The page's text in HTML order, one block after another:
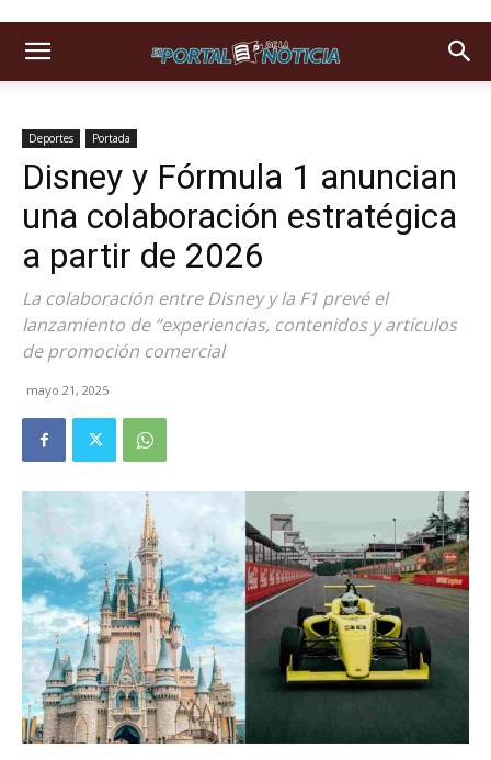
Deportes Portada
Disney y Fórmula 1 anuncian
una colaboración estratégica
a partir de 2026
La colaboración entre Disney y la F1 prevé el
lanzamiento de “experiencias, contenidos y artículos
de promoción comercial
mayo 21, 2025